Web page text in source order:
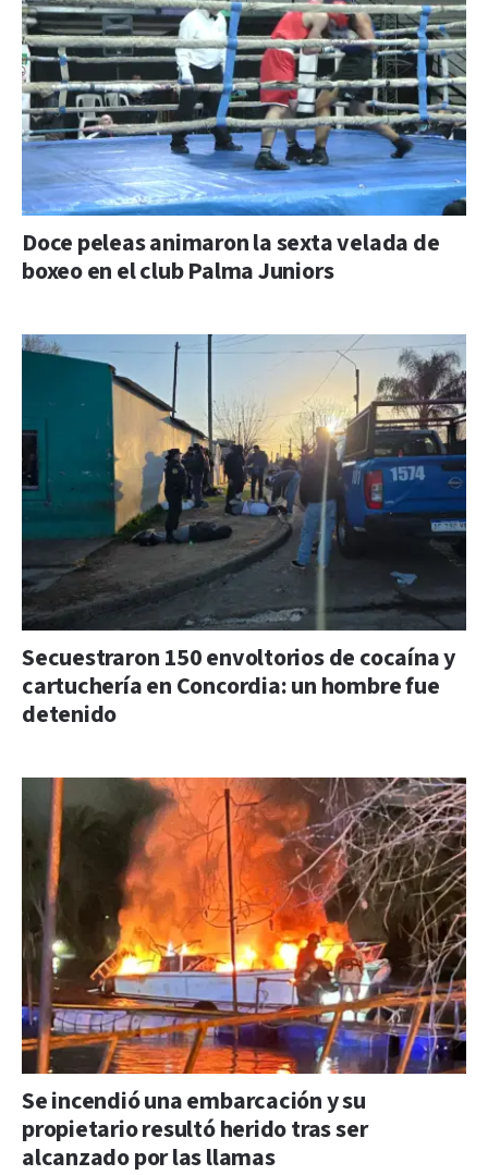
Doce peleas animaron la sexta velada de
boxeo en el club Palma Juniors
Secuestraron 150 envoltorios de cocaína y
cartuchería en Concordia: un hombre fue
detenido
Se incendió una embarcación y su
propietario resultó herido tras ser
alcanzado por las llamas